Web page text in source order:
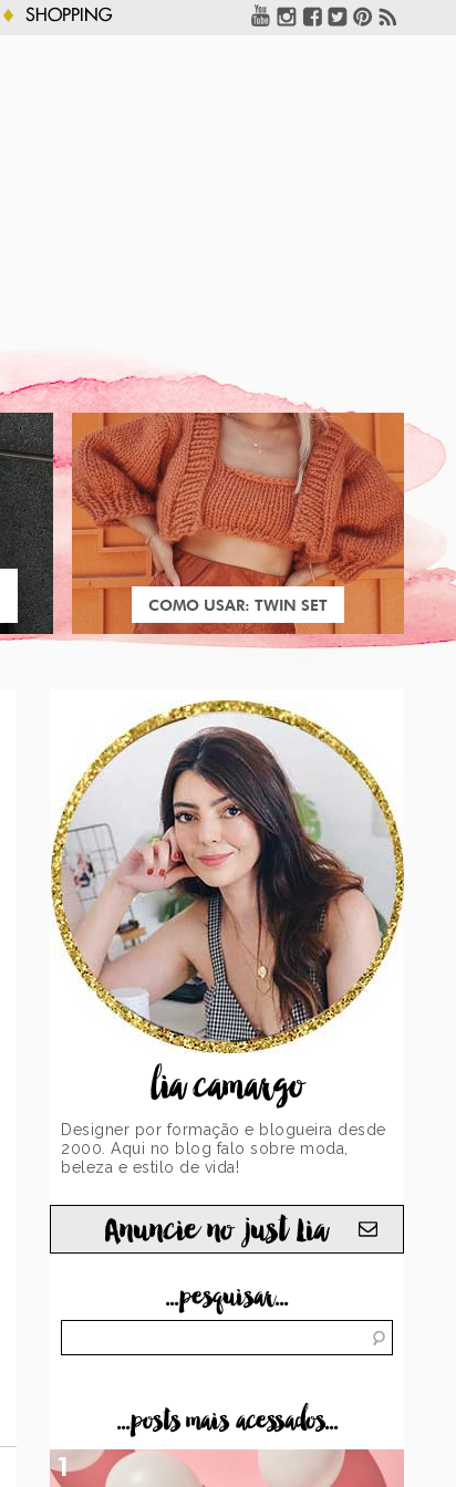
SHOPPING
COMO USAR: TWIN SET
lia camargo
Designer por formação e blogueira desde
2000. Aqui no blog falo sobre moda,
beleza e estilo de vida!
Anuncie no just Lia
...pesquisar...
...posts mais acessados...
1